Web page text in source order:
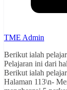
TME Admin
Berikut ialah
Pelajaran ini dari
Berikut ialah
Halaman 113\n-